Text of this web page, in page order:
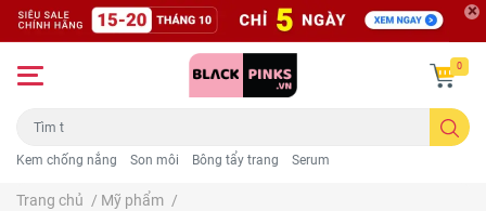
Kem chống nắng Son môi Bông tẩy trang Serum
0
Trang chủ / Mỹ phẩm /